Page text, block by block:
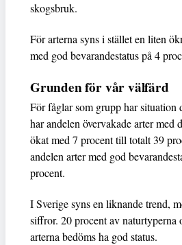
skogsbruk.
För arterna syns i stället en liten
med god bevarandestatus på 4
Grunden för vår välfärd
För fåglar som grupp har situation
har andelen övervakade arter med
ökat med 7 procent till totalt 39
andelen arter med god
procent.
I Sverige syns en liknande trend,
siffror. 20 procent av naturtyperna
arterna bedöms ha god status.